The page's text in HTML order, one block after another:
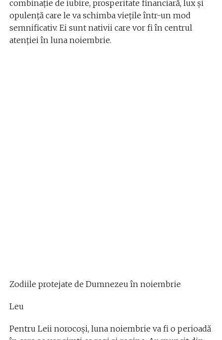
combinație de iubire, prosperitate financiară, lux și
opulență care le va schimba viețile într-un mod
semnificativ. Ei sunt nativii care vor fi în centrul
atenției în luna noiembrie.
Zodiile protejate de Dumnezeu în noiembrie
Leu
Pentru Leii norocoși, luna noiembrie va fi o perioadă